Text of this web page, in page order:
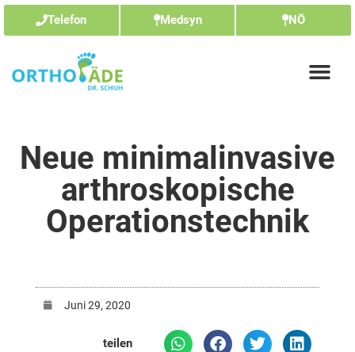
Telefon Medsyn NÖ
Neue minimalinvasive
arthroskopische
Operationstechnik
Juni 29, 2020
teilen